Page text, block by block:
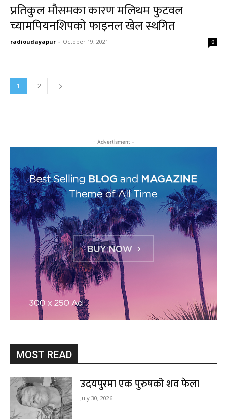
प्रतिकुल मौसमका कारण मलिथम फुटवल
च्यामपियनशिपको फाइनल खेल स्थगित
radioudayapur - October 19, 2021 0
1 2
- Advertisment -
MOST READ
उदयपुरमा एक पुरुषको शव फेला
July 30, 2026